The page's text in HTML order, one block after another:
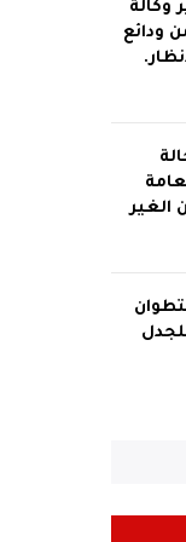
وكالة
ودائع
الغير